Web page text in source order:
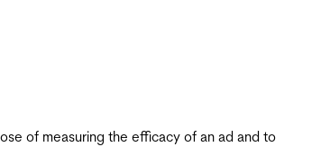
of measuring the efficacy of an ad and to